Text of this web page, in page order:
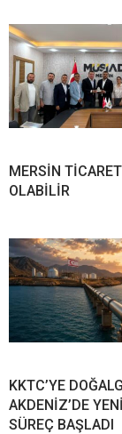
MERSİN
OLABİLİR
KKTC’YE
AKDENİZ’DE
SÜREÇ BAŞLADI